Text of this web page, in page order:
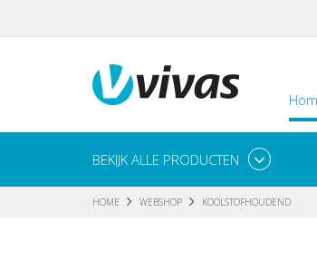
BEKIJK ALLE PRODUCTEN
HOME WEBSHOP KOOLSTOFHOUDEND